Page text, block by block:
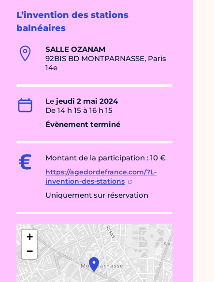
L’invention des stations
balnéaires
SALLE OZANAM
92BIS BD MONTPARNASSE, Paris
14e
Le jeudi 2 mai 2024
De 14 h 15 à 16 h 15
Évènement terminé
Montant de la participation : 10 €
https://agedordefrance.com/?L-
invention-des-stations
Uniquement sur réservation
+
−